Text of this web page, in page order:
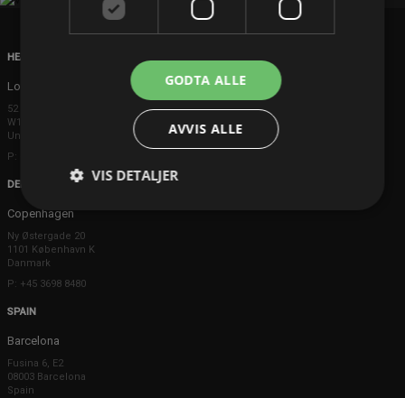
HEAD OFFICE
London
52 Brook Street
W1K 5DS London
United Kingdom
P: +44 203 608 8181
DENMARK
Copenhagen
Ny Østergade 20
1101 København K
Danmark
P: +45 3698 8480
SPAIN
Barcelona
Fusina 6, E2
08003 Barcelona
Spain
GODTA ALLE
AVVIS ALLE
VIS DETALJER